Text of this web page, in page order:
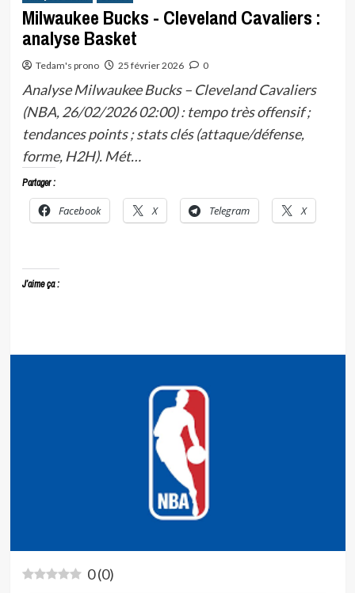
Milwaukee Bucks - Cleveland Cavaliers :
analyse Basket
Tedam's prono 25 février 2026 0
Analyse Milwaukee Bucks – Cleveland Cavaliers
(NBA, 26/02/2026 02:00) : tempo très offensif ;
tendances points ; stats clés (attaque/défense,
forme, H2H). Mét…
Partager :
Facebook X Telegram X
J’aime ça :
0(0)